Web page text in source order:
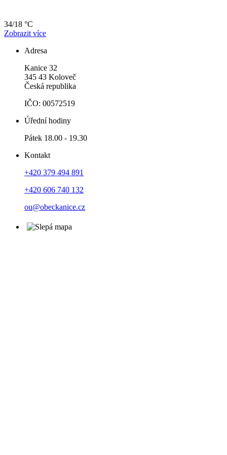
34/18 °C
Zobrazit více
Adresa
Kanice 32
345 43 Koloveč
Česká republika
IČO: 00572519
Úřední hodiny
Pátek 18.00 - 19.30
Kontakt
+420 379 494 891
+420 606 740 132
ou@obeckanice.cz